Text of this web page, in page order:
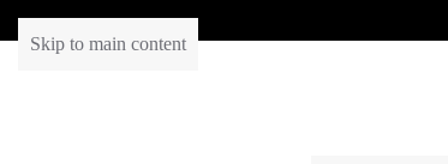
Skip to main content